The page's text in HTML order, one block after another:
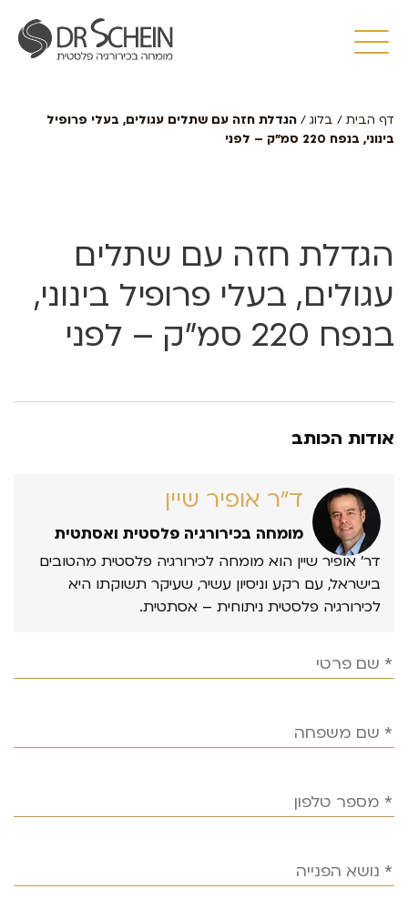
דף הבית / בלוג / הגדלת חזה עם שתלים עגולים, בעלי פרופיל
בינוני, בנפח 220 סמ”ק – לפני
הגדלת חזה עם שתלים
עגולים, בעלי פרופיל בינוני,
בנפח 220 סמ”ק – לפני
אודות הכותב
ד״ר אופיר שיין
מומחה בכירורגיה פלסטית ואסתטית
דר’ אופיר שיין הוא מומחה לכירורגיה פלסטית מהטובים
בישראל, עם רקע וניסיון עשיר, שעיקר תשוקתו היא
לכירורגיה פלסטית ניתוחית – אסתטית.